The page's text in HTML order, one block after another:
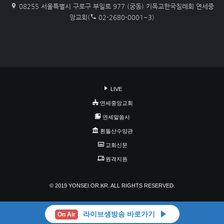
08255 서울특별시 구로구 부일로 977 (궁동) 기독교한국침례회 연세중
앙교회(
02-2680-0001~3)
LIVE
연세중앙교회
연세말씀사
흰돌산수양관
교회신문
원격지원
© 2019 YONSEI.OR.KR. ALL RIGHTS RESERVED.
On Air 라이브생방송 바로가기